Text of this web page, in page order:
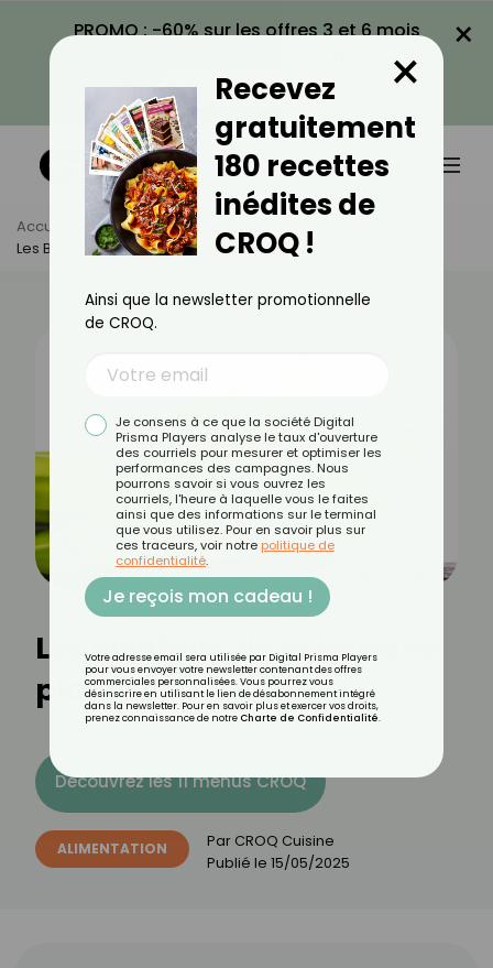
PROMO : -60% sur les offres 3 et 6 mois
VOIR LA PROMO
×
Accueil Actus
Alimentation
Les Bienfaits De La Banane Plantain
Les bienfaits de la banane
plantain
Découvrez les 11 menus CROQ
ALIMENTATION Par CROQ Cuisine
Publié le 15/05/2025
Recevez
gratuitement
180 recettes
inédites de
CROQ !
×
Ainsi que la newsletter promotionnelle
de CROQ.
Je consens à ce que la société Digital
Prisma Players analyse le taux d'ouverture
des courriels pour mesurer et optimiser les
performances des campagnes. Nous
pourrons savoir si vous ouvrez les
courriels, l'heure à laquelle vous le faites
ainsi que des informations sur le terminal
que vous utilisez. Pour en savoir plus sur
ces traceurs, voir notre politique de
confidentialité.
Je reçois mon cadeau !
Votre adresse email sera utilisée par Digital Prisma Players
pour vous envoyer votre newsletter contenant des offres
commerciales personnalisées. Vous pourrez vous
désinscrire en utilisant le lien de désabonnement intégré
dans la newsletter. Pour en savoir plus et exercer vos droits,
prenez connaissance de notre Charte de Confidentialité.